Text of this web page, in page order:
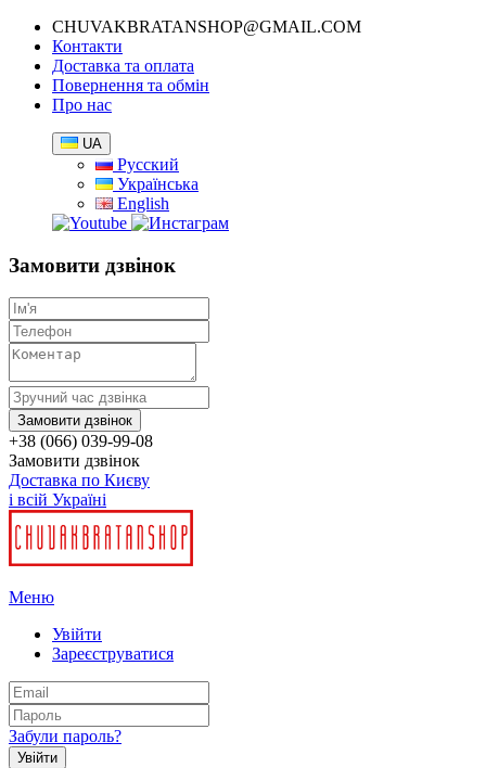
CHUVAKBRATANSHOP@GMAIL.COM
Контакти
Доставка та оплата
Повернення та обмін
Про нас
UA
Русский
Українська
English
Замовити дзвінок
+38 (066) 039-99-08
Замовити дзвінок
Доставка по Києву
і всій Україні
Меню
Увійти
Зареєструватися
Забули пароль?
Увійти